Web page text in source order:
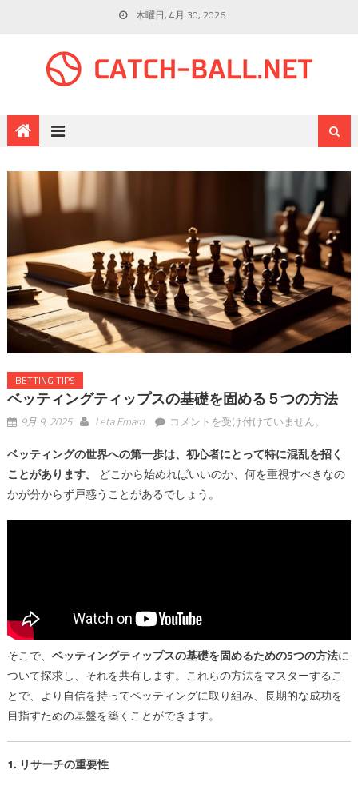
木曜日, 4月 30, 2026
BETTING TIPS
ベッティングティップスの基礎を固める５つの方法
9月 9, 2025 Leta Emard
ベ
テ
ィ
ン
の
基
礎
を
固
め
コメントを受け付けていません。
ベッティングの世界への第一歩は、初心者にとって特に混乱を招く
ことがあります。
どこから始めればいいのか、何を重視すべきなの
かが分からず戸惑うことがあるでしょう。
そこで、 ベッティングティップスの基礎を固めるための5つの方法に
ついて探求し、それを共有します。これらの方法をマスターするこ
とで、より自信を持ってベッティングに取り組み、長期的な成功を
目指すための基盤を築くことができます。
1. リサーチの重要性